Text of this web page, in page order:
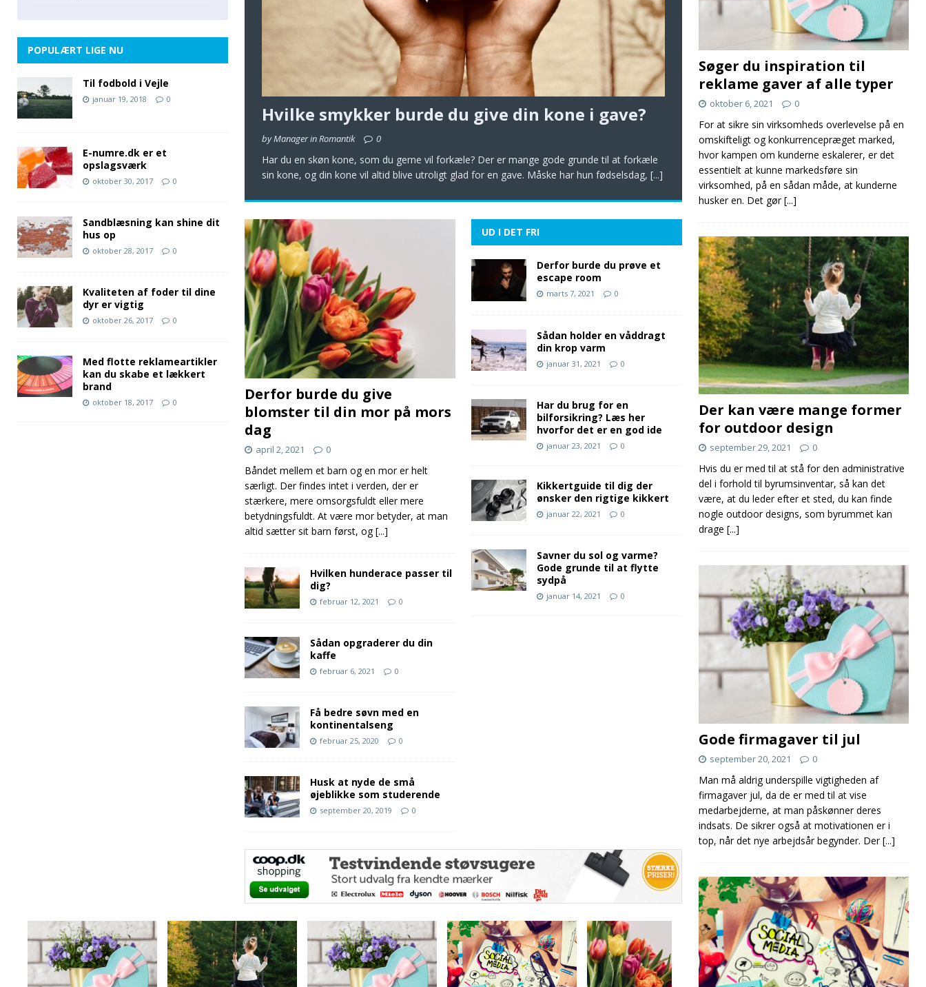
Hvilke smykker burde du give din kone i gave?
by Manager in Romantik 0
Har du en skøn kone, som du gerne vil forkæle? Der er mange gode grunde til at forkæle
sin kone, og din kone vil altid blive utroligt glad for en gave. Måske har hun fødselsdag, [...]
Derfor burde du give
blomster til din mor på mors
dag
april 2, 2021 0
Båndet mellem et barn og en mor er helt
særligt. Der findes intet i verden, der er
stærkere, mere omsorgsfuldt eller mere
betydningsfuldt. At være mor betyder, at man
altid sætter sit barn først, og[...]
Hvilken hunderace passer til
dig?
februar 12, 2021 0
Sådan opgraderer du din
kaffe
februar 6, 2021 0
Få bedre søvn med en
kontinentalseng
februar 25, 2020 0
Husk at nyde de små
øjeblikke som studerende
september 20, 2019 0
UD I DET FRI
Derfor burde du prøve et
escape room
marts 7, 2021 0
Sådan holder en våddragt
din krop varm
januar 31, 2021 0
Har du brug for en
bilforsikring? Læs her
hvorfor det er en god ide
januar 23, 2021 0
Kikkertguide til dig der
ønsker den rigtige kikkert
januar 22, 2021 0
Savner du sol og varme?
Gode grunde til at flytte
sydpå
januar 14, 2021 0
POPULÆRT LIGE NU
Til fodbold i Vejle
januar 19, 2018 0
E-numre.dk er et
opslagsværk
oktober 30, 2017 0
Sandblæsning kan shine dit
hus op
oktober 28, 2017 0
Kvaliteten af foder til dine
dyr er vigtig
oktober 26, 2017 0
Med flotte reklameartikler
kan du skabe et lækkert
brand
oktober 18, 2017 0
Søger du inspiration til
reklame gaver af alle typer
oktober 6, 2021 0
For at sikre sin virksomheds overlevelse på en
omskifteligt og konkurrencepræget marked,
hvor kampen om kunderne eskalerer, er det
essentielt at kunne markedsføre sin
virksomhed, på en sådan måde, at kunderne
husker en. Det gør[...]
Der kan være mange former
for outdoor design
september 29, 2021 0
Hvis du er med til at stå for den administrative
del i forhold til byrumsinventar, så kan det
være, at du leder efter et sted, du kan finde
nogle outdoor designs, som byrummet kan
drage [...]
Gode firmagaver til jul
september 20, 2021 0
Man må aldrig underspille vigtigheden af
firmagaver jul, da de er med til at vise
medarbejderne, at man påskønner deres
indsats. De sikrer også at motivationen er i
top, når det nye arbejdsår begynder. Der[...]